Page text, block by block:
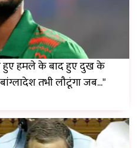
हमले के बाद हुए दुख के
तभी लौटूंगा जब..."